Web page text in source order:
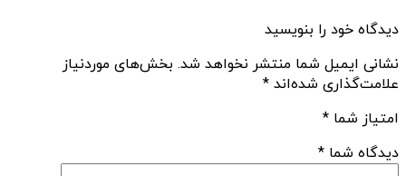
دیدگاه خود را بنویسید
نشانی ایمیل شما منتشر نخواهد شد. بخش‌های موردنیاز
علامت‌گذاری شده‌اند *
امتیاز شما *
دیدگاه شما *